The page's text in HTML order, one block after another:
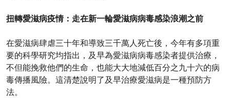
扭轉愛滋病疫情：走在新一輪愛滋病病毒感染浪潮之前
在愛滋病肆虐三十年和導致三千萬人死亡後，今年有多項重
要的科學研究均指出，及早為愛滋病病毒感染者提供治療，
不但能挽救他們的生命，也能大大地減低百分之九十六的病
毒傳播風險。這清楚說明了及早治療愛滋病是一種預防方
法。